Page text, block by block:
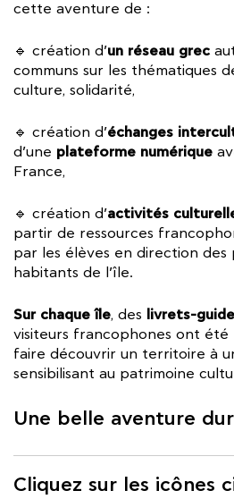
cette aventure de :
🔹 création d’un réseau grec
communs sur les thématiques
culture, solidarité,
🔹 création d’échanges
d’une plateforme numérique
France,
🔹 création d’activités
partir de ressources
par les élèves en direction des
habitants de l’île.
Sur chaque île, des livrets-
visiteurs francophones ont été
faire découvrir un territoire à
sensibilisant au patrimoine
Une belle aventure
Cliquez sur les icônes